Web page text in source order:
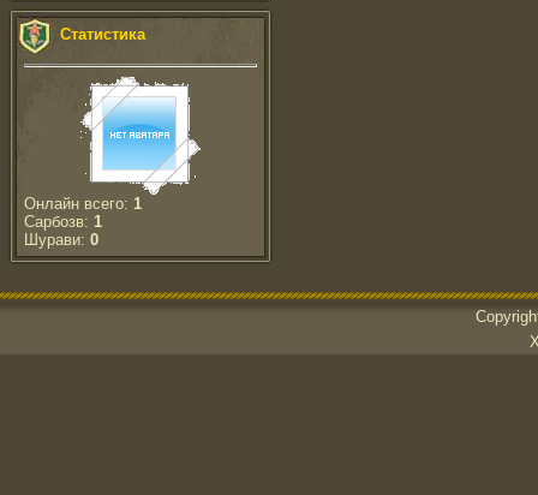
Статистика
Онлайн всего: 1
Сарбозв: 1
Шурави: 0